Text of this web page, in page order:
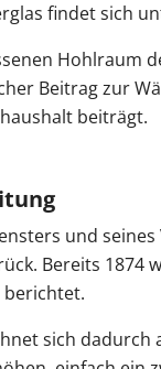
findet sich
Hohlraum
Beitrag zur
beiträgt.
und
Bereits 1874
sich dadurch